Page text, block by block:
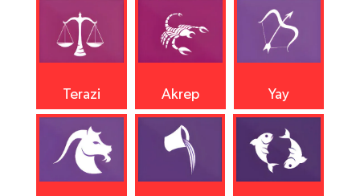
Terazi Akrep Yay